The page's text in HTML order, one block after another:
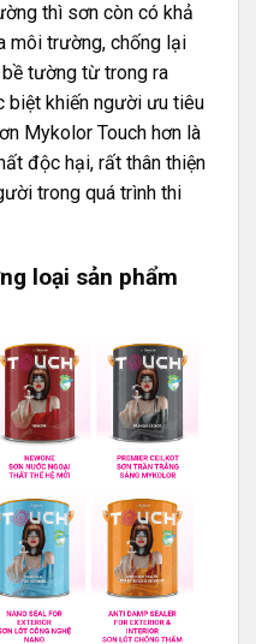
thì sơn còn có khả
môi trường, chống lại
tường từ trong ra
biệt khiến người ưu tiêu
Mykolor Touch hơn là
độc hại, rất thân thiện
trong quá trình thi
loại sản phẩm